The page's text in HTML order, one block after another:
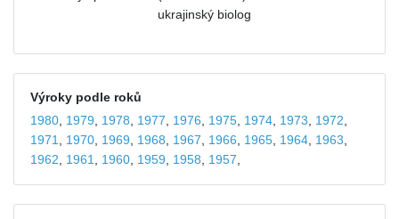
ukrajinský biolog
Výroky podle roků
1980, 1979 1978 1977 1976 1975, 1974, 1973 1972
1971
1970, 1969 1968 1967 1966 1965, 1964, 1963
1962
1961 1960, 1959 1958 1957